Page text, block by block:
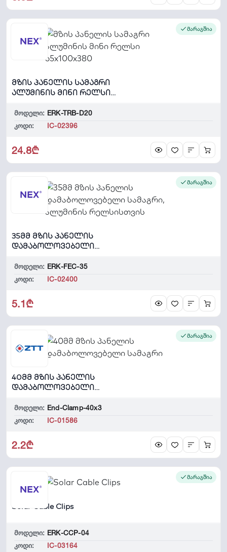
მარაგშია
მზის პანელის სამაგრი
ალუმინის მინი რელსი
მოდელი: ERK-TRB-D20
კოდი:
IC-02396
24.8₾
მარაგშია
35მმ მზის პანელის
დამაბოლოვებელი
რელსისთვის
მოდელი: ERK-FEC-35
კოდი:
IC-02400
5.1₾
მარაგშია
40მმ მზის პანელის
დამაბოლოვებელი
მოდელი: End-Clamp-40x3
კოდი:
IC-01586
2.2₾
მარაგშია
Solar Cable Clips
მოდელი: ERK-CCP-04
კოდი:
IC-03164